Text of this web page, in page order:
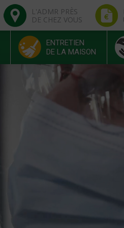
L'ADMR PRÈS
DE CHEZ VOUS
ENTRETIEN
DE LA MAISON